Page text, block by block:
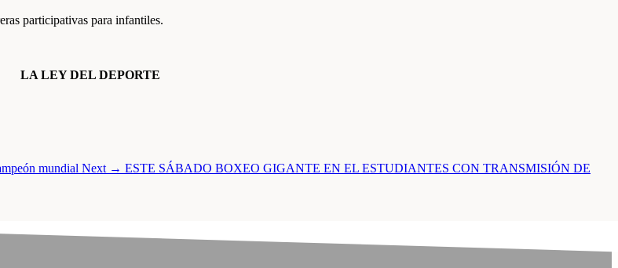
participativas para infantiles.
LA LEY DEL DEPORTE
mundial Next → ESTE SÁBADO BOXEO GIGANTE EN EL ESTUDIANTES CON TRANSMISIÓN DE